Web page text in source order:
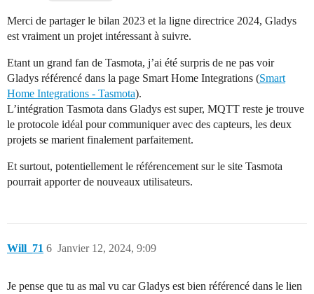
Merci de partager le bilan 2023 et la ligne directrice 2024, Gladys
est vraiment un projet intéressant à suivre.
Etant un grand fan de Tasmota, j’ai été surpris de ne pas voir
Gladys référencé dans la page Smart Home Integrations (Smart
Home Integrations - Tasmota).
L’intégration Tasmota dans Gladys est super, MQTT reste je trouve
le protocole idéal pour communiquer avec des capteurs, les deux
projets se marient finalement parfaitement.
Et surtout, potentiellement le référencement sur le site Tasmota
pourrait apporter de nouveaux utilisateurs.
Will_71 Janvier 12, 2024, 9:09
6
Je pense que tu as mal vu car Gladys est bien référencé dans le lien